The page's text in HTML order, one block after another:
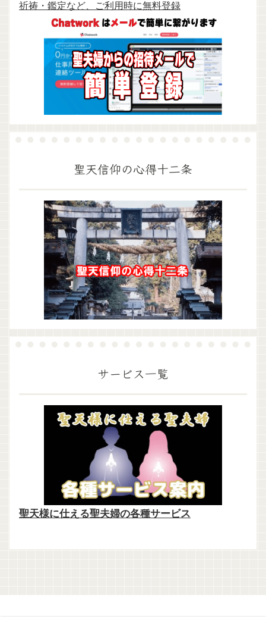
祈祷・鑑定など、ご利用時に無料登録
聖天信仰の心得十二条
サービス一覧
聖天様に仕える聖夫婦の各種サービス